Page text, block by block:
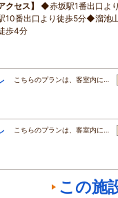
クセス
◆赤坂駅1番出口よ
10番出口より徒歩5分◆溜池
歩4分
こちらのプランは、客室内に…
こちらのプランは、客室内に…
この施